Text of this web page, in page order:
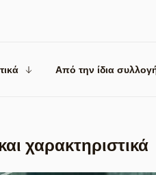
Από την ίδια
χαρακτηριστικά